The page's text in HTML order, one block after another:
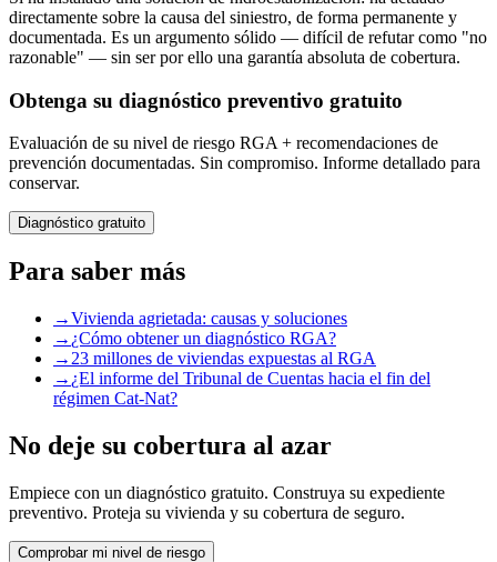
directamente sobre la causa del siniestro, de forma permanente y
documentada. Es un argumento sólido — difícil de refutar como "no
razonable" — sin ser por ello una garantía absoluta de cobertura.
Obtenga su diagnóstico preventivo gratuito
Evaluación de su nivel de riesgo RGA + recomendaciones de
prevención documentadas. Sin compromiso. Informe detallado para
conservar.
Diagnóstico gratuito
Para saber más
→Vivienda agrietada: causas y soluciones
→ ¿Cómo obtener un diagnóstico RGA?
→ 23 millones de viviendas expuestas al RGA
→ ¿El informe del Tribunal de Cuentas hacia el fin del
régimen Cat-Nat?
No deje su cobertura al azar
Empiece con un diagnóstico gratuito. Construya su expediente
preventivo. Proteja su vivienda y su cobertura de seguro.
Comprobar mi nivel de riesgo